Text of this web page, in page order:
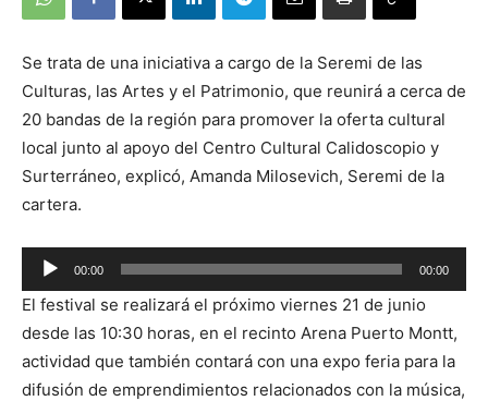
Se trata de una iniciativa a cargo de la Seremi de las
Culturas, las Artes y el Patrimonio, que reunirá a cerca de
20 bandas de la región para promover la oferta cultural
local junto al apoyo del Centro Cultural Calidoscopio y
Surterráneo, explicó, Amanda Milosevich, Seremi de la
cartera.
Reproductor
de
audio
00:00 00:00
El festival se realizará el próximo viernes 21 de junio
desde las 10:30 horas, en el recinto Arena Puerto Montt,
actividad que también contará con una expo feria para la
difusión de emprendimientos relacionados con la música,